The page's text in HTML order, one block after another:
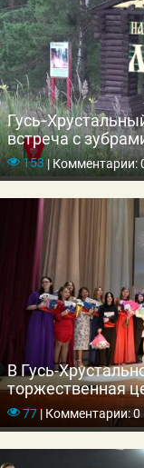
встреча с
153|Комментарии:
В Гусь-
торжественная
выпускникам
77 |Комментарии: 0